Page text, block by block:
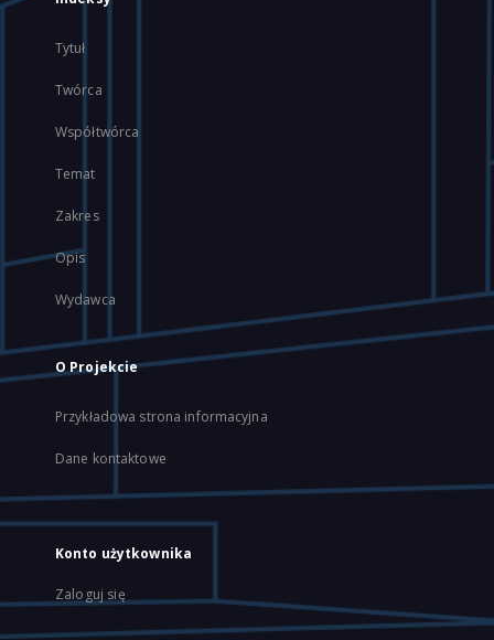
Tytuł
Twórca
Współtwórca
Temat
Zakres
Opis
Wydawca
O Projekcie
Przykładowa strona informacyjna
Dane kontaktowe
Konto użytkownika
Zaloguj się